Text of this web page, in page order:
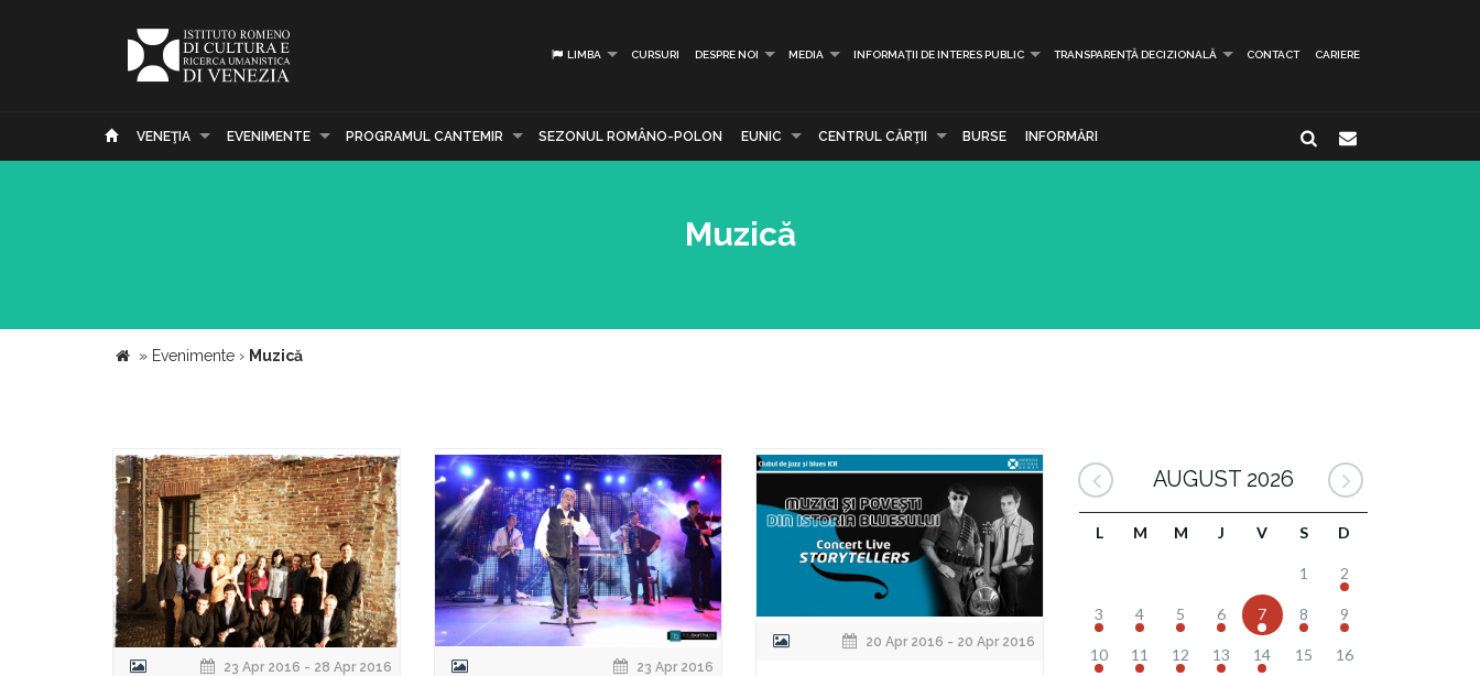
LIMBA CURSURI DESPRE NOI MEDIA INFORMAȚII DE INTERES PUBLIC TRANSPARENȚĂ DECIZIONALĂ CONTACT CARIERE
VENEŢIA EVENIMENTE PROGRAMUL CANTEMIR SEZONUL ROMÂNO-POLON EUNIC CENTRUL CĂRŢII BURSE INFORMĂRI
Muzică
» Evenimente › Muzică
23 Apr 2016 - 28 Apr 2016 23 Apr 2016
20 Apr 2016 - 20 Apr 2016
AUGUST 2026
L M M J V S D
1 2
3 4 5 6 7 8 9
10 11 12 13 14 15 16